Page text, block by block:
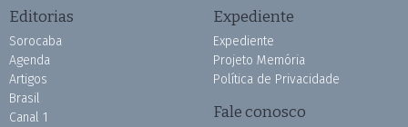
Editorias
Sorocaba
Agenda
Artigos
Brasil
Canal 1
Expediente
Expediente
Projeto Memória
Política de Privacidade
Fale conosco